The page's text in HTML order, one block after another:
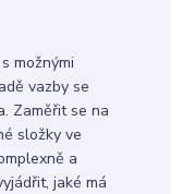
možnými
vazby se
Zaměřit se na
složky ve
a
jaké má